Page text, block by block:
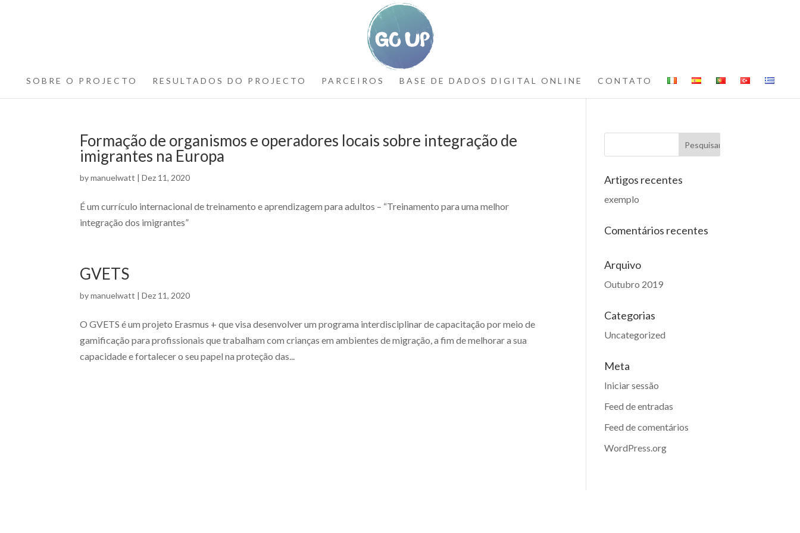
SOBRE O PROJECTO RESULTADOS DO PROJECTO PARCEIROS BASE DE DADOS DIGITAL ONLINE CONTATO
Formação de organismos e operadores locais sobre integração de
imigrantes na Europa
bymanuelwatt |Dez 11, 2020
É um currículo internacional de treinamento e aprendizagem para adultos – “Treinamento para uma melhor
integração dos imigrantes”
GVETS
bymanuelwatt |Dez 11, 2020
O GVETS é um projeto Erasmus + que visa desenvolver um programa interdisciplinar de capacitação por meio de
gamificação para profissionais que trabalham com crianças em ambientes de migração, a fim de melhorar a sua
capacidade e fortalecer o seu papel na proteção das...
Artigos recentes
exemplo
Comentários recentes
Arquivo
Outubro 2019
Categorias
Uncategorized
Meta
Iniciar sessão
Feed de entradas
Feed de comentários
WordPress.org